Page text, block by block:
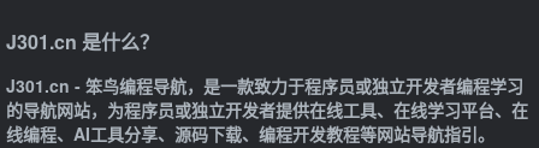
J301.cn 是什么？
J301.cn - 笨鸟编程导航，是一款致力于程序员或独立开发者编程学习
的导航网站，为程序员或独立开发者提供在线工具、在线学习平台、在
线编程、AI工具分享、源码下载、编程开发教程等网站导航指引。